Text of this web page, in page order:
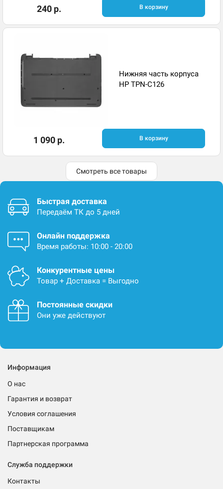
240 р. В корзину
Нижняя часть корпуса
HP TPN-C126
1 090 р. В корзину
Смотреть все товары
Быстрая доставка
Передаём ТК до 5 дней
Онлайн поддержка
Время работы: 10:00 - 20:00
Конкурентные цены
Товар + Доставка = Выгодно
Постоянные скидки
Они уже действуют
Информация
О нас
Гарантия и возврат
Условия соглашения
Поставщикам
Партнерская программа
Служба поддержки
Контакты